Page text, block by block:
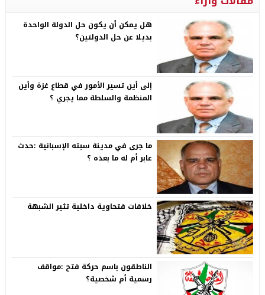
هل يمكن أن يكون حل الدولة الواحدة
بديلا عن حل الدولتين؟
إلى أين تسير الأمور في قطاع غزة وأين
المنظمة والسلطة مما يجري ؟
ما جرى في مدينة سبته الإسبانية :حدث
عابر أم له ما بعده ؟
خلافات فتحاوية داخلية تثير الشبهة
الناطقون باسم حركة فتح :مواقف
رسمية أم شخصية؟